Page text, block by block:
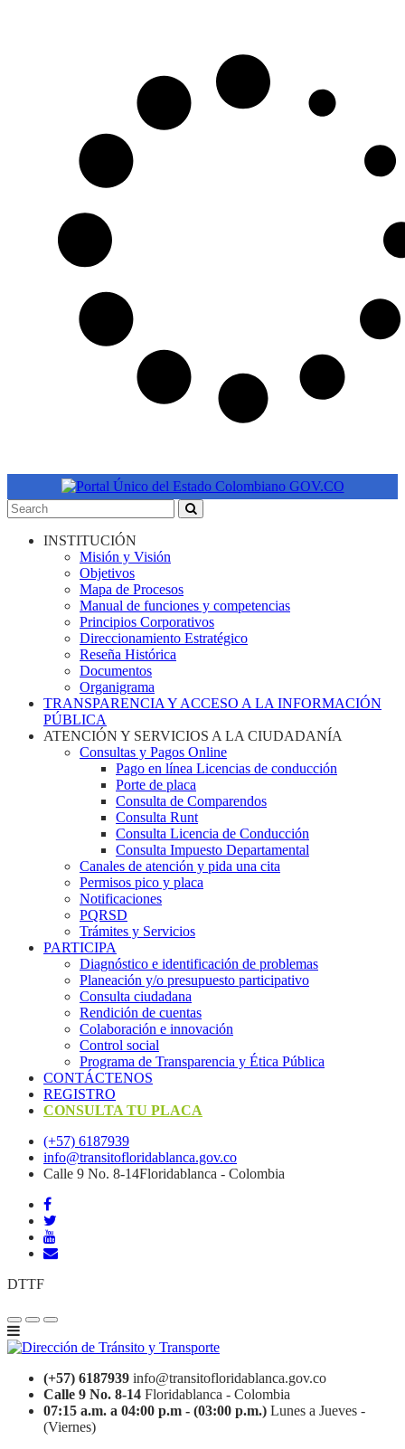
INSTITUCIÓN
Misión y Visión
Objetivos
Mapa de Procesos
Manual de funciones y competencias
Principios Corporativos
Direccionamiento Estratégico
Reseña Histórica
Documentos
Organigrama
TRANSPARENCIA Y ACCESO A LA INFORMACIÓN
PÚBLICA
ATENCIÓN Y SERVICIOS A LA CIUDADANÍA
Consultas y Pagos Online
Pago en línea Licencias de conducción
Porte de placa
Consulta de Comparendos
Consulta Runt
Consulta Licencia de Conducción
Consulta Impuesto Departamental
Canales de atención y pida una cita
Permisos pico y placa
Notificaciones
PQRSD
Trámites y Servicios
PARTICIPA
Diagnóstico e identificación de problemas
Planeación y/o presupuesto participativo​
Consulta ciudadana
Rendición de cuentas
Colaboración e innovación
Control social
Programa de Transparencia y Ética Pública
CONTÁCTENOS
REGISTRO
CONSULTA TU PLACA
(+57) 6187939
info@transitofloridablanca.gov.co
Calle 9 No. 8-14Floridablanca - Colombia
DTTF
(+57) 6187939 info@transitofloridablanca.gov.co
Calle 9 No. 8-14 Floridablanca - Colombia
07:15 a.m. a 04:00 p.m - (03:00 p.m.) Lunes a Jueves -
(Viernes)